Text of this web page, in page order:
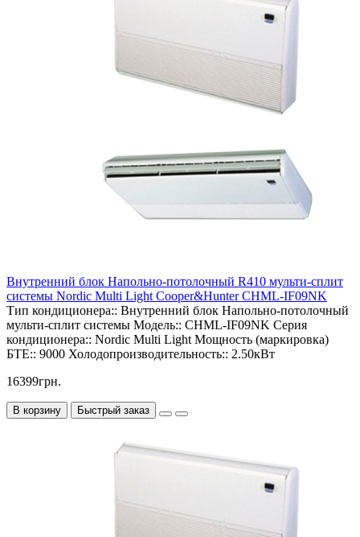
Внутренний блок Напольно-потолочный R410 мульти-сплит
системы Nordic Multi Light Cooper&Hunter CHML-IF09NK
Тип кондиционера:: Внутренний блок Напольно-потолочный
мульти-сплит системы Модель:: CHML-IF09NK Серия
кондиционера:: Nordic Multi Light Мощность (маркировка)
БТЕ:: 9000 Холодопроизводительность:: 2.50кВт
16399грн.
В корзину Быстрый заказ